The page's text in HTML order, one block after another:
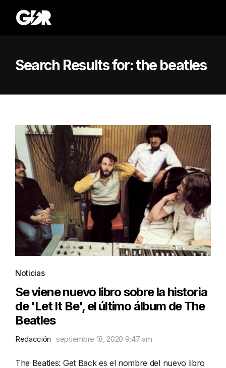
Search Results for:the beatles
Noticias
Se viene nuevo libro sobre la historia
de 'Let It Be', el último álbum de The
Beatles
Redacción septiembre 18, 2020 9:47 am
The Beatles: Get Back es el nombre del nuevo libro